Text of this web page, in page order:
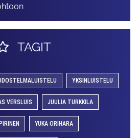
TAGIT
YKSINLUISTELU
VERSLUIS JUULIA TURKKILA
YUKA ORIHARA